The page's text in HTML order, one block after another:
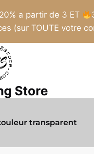
20% a partir de 3 ET
(sur TOUTE votre
Store
transparent